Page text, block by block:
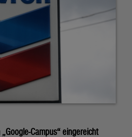
Campus“ eingereicht